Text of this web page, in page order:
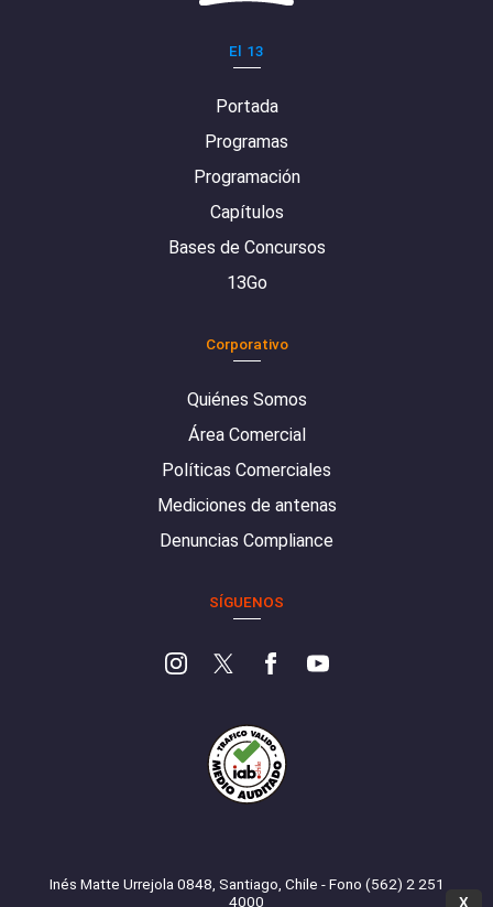
El 13
Portada
Programas
Programación
Capítulos
Bases de Concursos
13Go
Corporativo
Quiénes Somos
Área Comercial
Políticas Comerciales
Mediciones de antenas
Denuncias Compliance
SÍGUENOS
Inés Matte Urrejola 0848, Santiago, Chile - Fono (562) 2 251
4000
X